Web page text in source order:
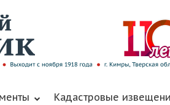
Кадастровые